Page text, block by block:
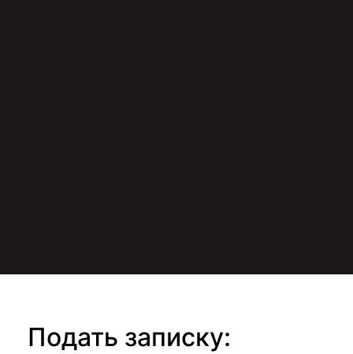
Подать записку: